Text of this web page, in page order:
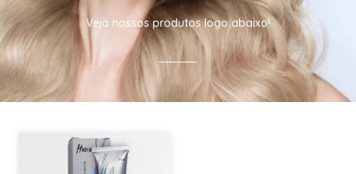
Veja nossos produtos logo abaixo!